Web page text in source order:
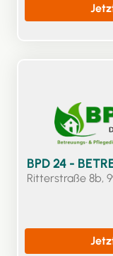
Ritterstraße 8b,